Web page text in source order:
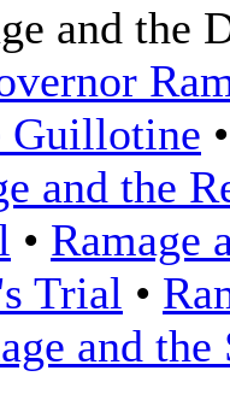
and the
Guillotine
and the
• Ramage
Trial •
and the